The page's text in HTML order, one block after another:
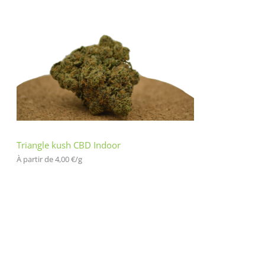
Triangle kush CBD Indoor
À partir de 4,00€/g